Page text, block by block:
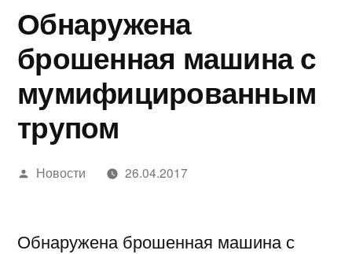
Обнаружена
брошенная машина с
мумифицированным
трупом
Написано
Новости 26.04.2017
Обнаружена брошенная машина с